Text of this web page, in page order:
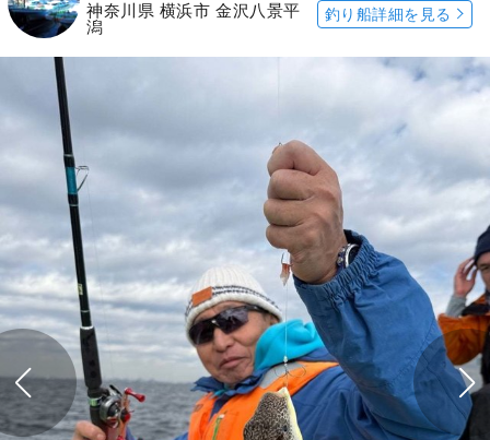
神奈川県 横浜市 金沢八景平
潟
釣り船詳細を見る